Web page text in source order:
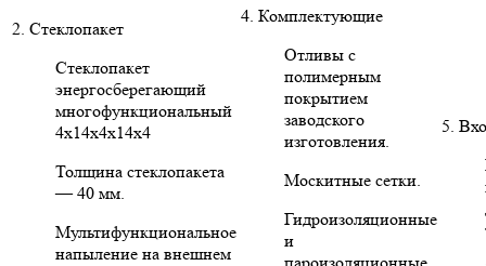
2. Стеклопакет
Стеклопакет
энергосберегающий
многофункциональный
4х14х4х14х4
Толщина стеклопакета
— 40 мм.
Мультифункциональное
напыление на внешнем
4. Комплектующие
Отливы с
полимерным
покрытием
заводского
изготовления.
Москитные сетки.
Гидроизоляционные
и
5.